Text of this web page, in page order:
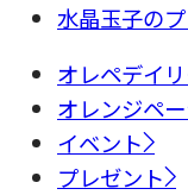
水晶玉子の
オレペデイ
オレンジペ
イベント
プレゼント